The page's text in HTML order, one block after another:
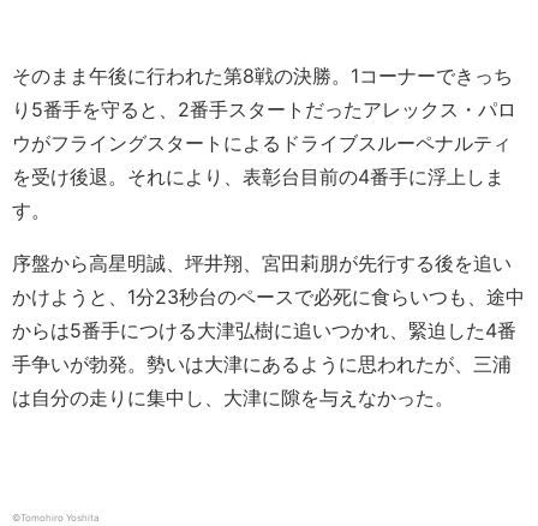
そのまま午後に行われた第8戦の決勝。1コーナーできっち
り5番手を守ると、2番手スタートだったアレックス・パロ
ウがフライングスタートによるドライブスルーペナルティ
を受け後退。それにより、表彰台目前の4番手に浮上しま
す。
序盤から高星明誠、坪井翔、宮田莉朋が先行する後を追い
かけようと、1分23秒台のペースで必死に食らいつも、途中
からは5番手につける大津弘樹に追いつかれ、緊迫した4番
手争いが勃発。勢いは大津にあるように思われたが、三浦
は自分の走りに集中し、大津に隙を与えなかった。
©︎Tomohiro Yoshita